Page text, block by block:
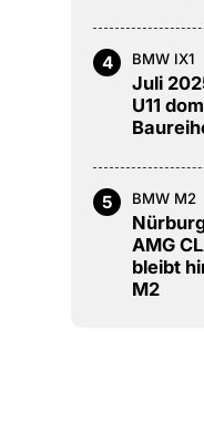
4 BMW IX1
Juli
U11
5 BMW M2
AMG
bleibt
M2